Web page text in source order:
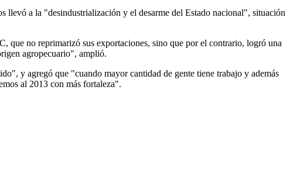
llevó a la "desindustrialización y el desarme del Estado nacional", situación
que no reprimarizó sus exportaciones, sino que por el contrario, logró una
agropecuario", amplió.
y agregó que "cuando mayor cantidad de gente tiene trabajo y además
al 2013 con más fortaleza".